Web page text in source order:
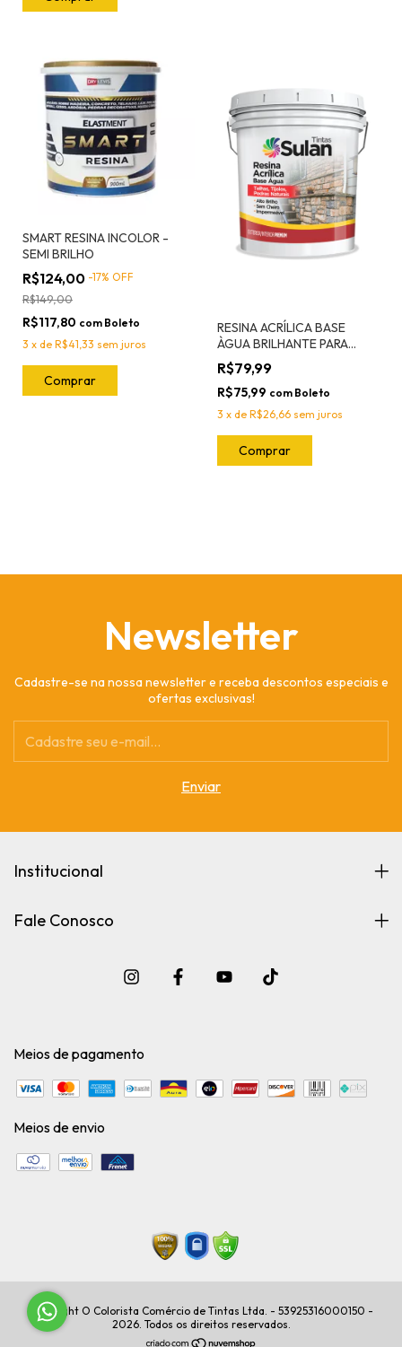
SMART RESINA INCOLOR -
SEMI BRILHO
R$124,00 -17% OFF
R$149,00
R$117,80 com Boleto
3 x de R$41,33 sem juros
Comprar
RESINA ACRÍLICA BASE
ÀGUA BRILHANTE PARA
CONCRETO, PEDRA, TIJOLO
E FIBROCIMENTO
R$79,99
R$75,99 com Boleto
3 x de R$26,66 sem juros
Comprar
Newsletter
Cadastre-se na nossa newsletter e receba descontos especiais e
ofertas exclusivas!
Institucional
Fale Conosco
Meios de pagamento
Meios de envio
Copyright O Colorista Comércio de Tintas Ltda. - 53925316000150 -
2026. Todos os direitos reservados.